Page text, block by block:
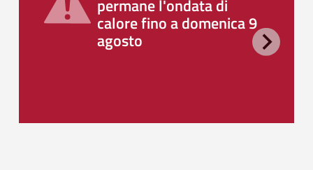
permane l'ondata di
calore fino a domenica 9
agosto